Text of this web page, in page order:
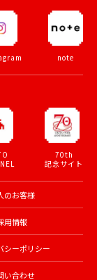
note
70th
記念サイト
のお客様
用情報
シーポリシー
い合わせ